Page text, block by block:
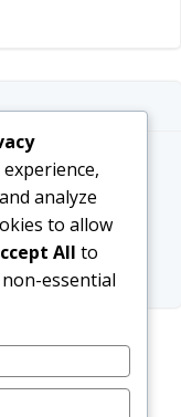
analyze
to allow
All to
essential